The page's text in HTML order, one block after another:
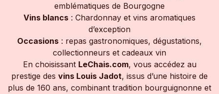
emblématiques de Bourgogne
Vins blancs : Chardonnay et vins aromatiques
d’exception
Occasions : repas gastronomiques, dégustations,
collectionneurs et cadeaux vin
En choisissant LeChais.com, vous accédez au
prestige des vins Louis Jadot, issus d’une histoire de
plus de 160 ans, combinant tradition bourguignonne et